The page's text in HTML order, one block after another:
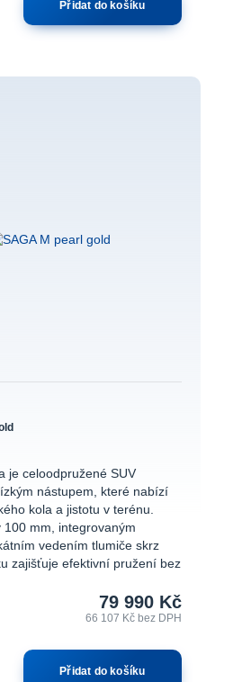
Přidat do košíku
je celoodpružené SUV
nástupem, které nabízí
kola a jistotu v terénu.
100 mm, integrovaným
vedením tlumiče skrz
zajišťuje efektivní pružení bez
79 990 Kč
66 107 Kčbez DPH
Přidat do košíku